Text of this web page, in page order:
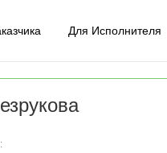
Для Исполнителя